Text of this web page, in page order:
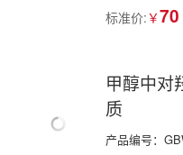
标准价: ￥70
甲醇中对
质
产品编号：